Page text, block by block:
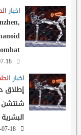
اخبار
2026-07-18
اخبار
إطلاق
شنتشن
البشرية